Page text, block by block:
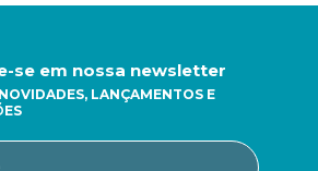
se em nossa newsletter
LANÇAMENTOS E